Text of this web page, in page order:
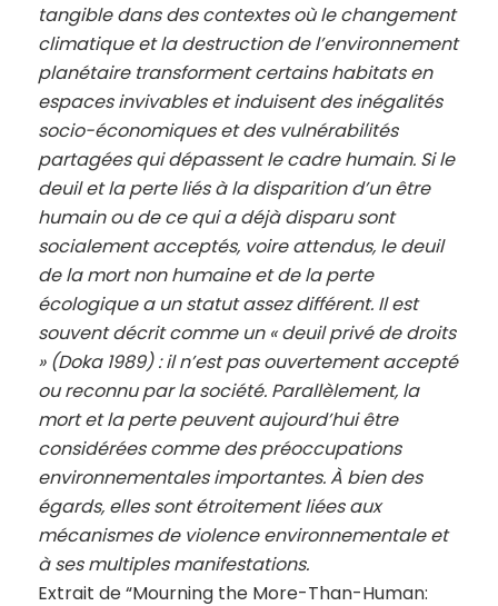
tangible dans des contextes où le changement
climatique et la destruction de l’environnement
planétaire transforment certains habitats en
espaces invivables et induisent des inégalités
socio-économiques et des vulnérabilités
partagées qui dépassent le cadre humain. Si le
deuil et la perte liés à la disparition d’un être
humain ou de ce qui a déjà disparu sont
socialement acceptés, voire attendus, le deuil
de la mort non humaine et de la perte
écologique a un statut assez différent. Il est
souvent décrit comme un « deuil privé de droits
» (Doka 1989) : il n’est pas ouvertement accepté
ou reconnu par la société. Parallèlement, la
mort et la perte peuvent aujourd’hui être
considérées comme des préoccupations
environnementales importantes. À bien des
égards, elles sont étroitement liées aux
mécanismes de violence environnementale et
à ses multiples manifestations.
Extrait de “Mourning the More-Than-Human: